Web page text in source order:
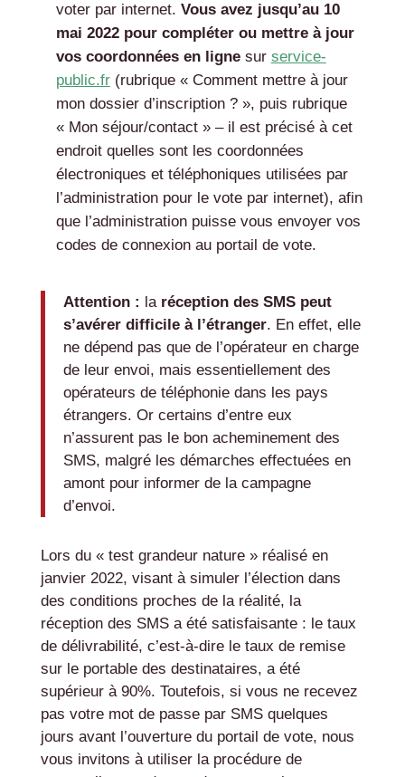
voter par internet. Vous avez jusqu’au 10
mai 2022 pour compléter ou mettre à jour
vos coordonnées en lignesur service-
public.fr(rubrique « Comment mettre à jour
mon dossier d’inscription ? », puis rubrique
« Mon séjour/contact » – il est précisé à cet
endroit quelles sont les coordonnées
électroniques et téléphoniques utilisées par
l’administration pour le vote par internet), afin
que l’administration puisse vous envoyer vos
codes de connexion au portail de vote.
Attention : laréception des SMS peut
s’avérer difficile à l’étranger. En effet, elle
ne dépend pas que de l’opérateur en charge
de leur envoi, mais essentiellement des
opérateurs de téléphonie dans les pays
étrangers. Or certains d’entre eux
n’assurent pas le bon acheminement des
SMS, malgré les démarches effectuées en
amont pour informer de la campagne
d’envoi.
Lors du « test grandeur nature » réalisé en
janvier 2022, visant à simuler l’élection dans
des conditions proches de la réalité, la
réception des SMS a été satisfaisante : le taux
de délivrabilité, c’est-à-dire le taux de remise
sur le portable des destinataires, a été
supérieur à 90%. Toutefois, si vous ne recevez
pas votre mot de passe par SMS quelques
jours avant l’ouverture du portail de vote, nous
vous invitons à utiliser la procédure de